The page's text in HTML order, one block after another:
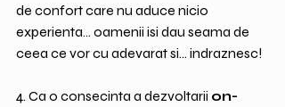
de confort care nu aduce nicio
experienta... oamenii isi dau seama de
ceea ce vor cu adevarat si... indraznesc!
4. Ca o consecinta a dezvoltarii on-